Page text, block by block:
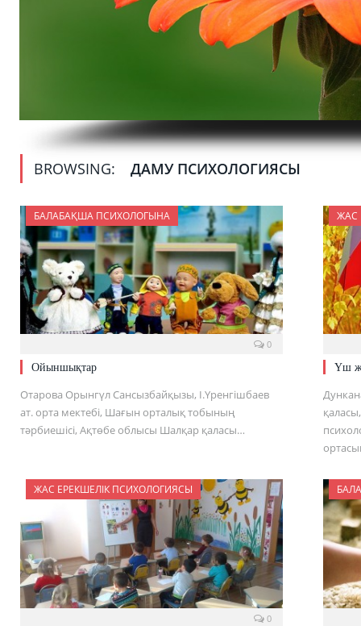
BROWSING: ДАМУ ПСИХОЛОГИЯСЫ
БАЛАБАҚША ПСИХОЛОГЫНА
0
Ойыншықтар
Отарова Орынгүл Сансызбайқызы, І.Үренгішбаев
ат. орта мектебі, Шағын орталық тобының
тәрбиешісі, Ақтөбе облысы Шалқар қаласы…
ЖАС
Үш
ЖАС ЕРЕКШЕЛІК ПСИХОЛОГИЯСЫ
0